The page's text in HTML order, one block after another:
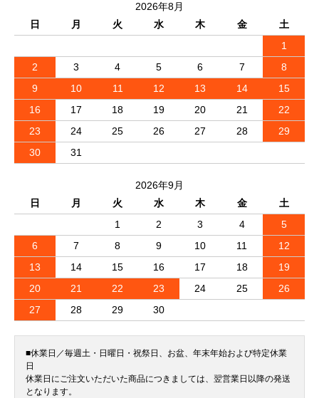
2026年8月
日
月 火 水 木 金
土
1
2
3 4 5 6 7
8
9
10 11 12 13 14
15
16
17 18 19 20 21
22
23
24 25 26 27 28
29
30
31
2026年9月
日
月 火 水 木 金
土
1
2 3 4
5
6
7 8 9 10 11
12
13
14 15 16 17 18
19
20
21 22 23 24 25
26
27
28 29 30
■休業日／毎週土・日曜日・祝祭日、お盆、年末年始および特定休業
日
休業日にご注文いただいた商品につきましては、翌営業日以降の発送
となります。